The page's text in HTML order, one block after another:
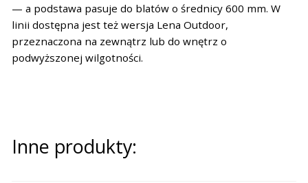
— a podstawa pasuje do blatów o średnicy 600 mm. W
linii dostępna jest też wersja Lena Outdoor,
przeznaczona na zewnątrz lub do wnętrz o
podwyższonej wilgotności.
Inne produkty: